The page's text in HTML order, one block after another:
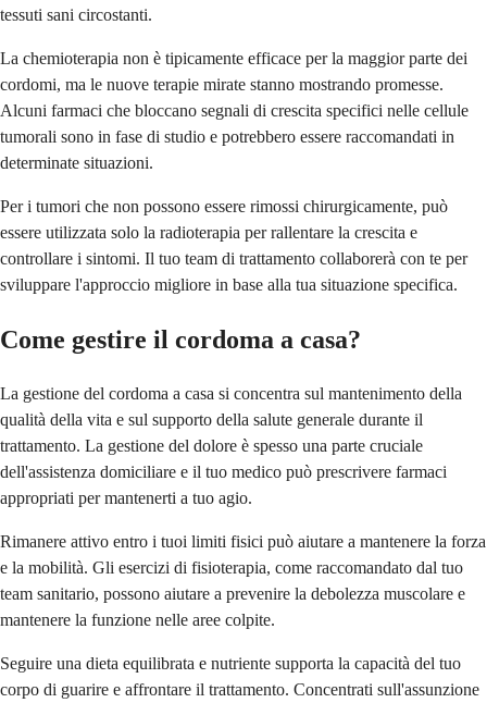
tessuti sani circostanti.
La chemioterapia non è tipicamente efficace per la maggior parte dei
cordomi, ma le nuove terapie mirate stanno mostrando promesse.
Alcuni farmaci che bloccano segnali di crescita specifici nelle cellule
tumorali sono in fase di studio e potrebbero essere raccomandati in
determinate situazioni.
Per i tumori che non possono essere rimossi chirurgicamente, può
essere utilizzata solo la radioterapia per rallentare la crescita e
controllare i sintomi. Il tuo team di trattamento collaborerà con te per
sviluppare l'approccio migliore in base alla tua situazione specifica.
Come gestire il cordoma a casa?
La gestione del cordoma a casa si concentra sul mantenimento della
qualità della vita e sul supporto della salute generale durante il
trattamento. La gestione del dolore è spesso una parte cruciale
dell'assistenza domiciliare e il tuo medico può prescrivere farmaci
appropriati per mantenerti a tuo agio.
Rimanere attivo entro i tuoi limiti fisici può aiutare a mantenere la forza
e la mobilità. Gli esercizi di fisioterapia, come raccomandato dal tuo
team sanitario, possono aiutare a prevenire la debolezza muscolare e
mantenere la funzione nelle aree colpite.
Seguire una dieta equilibrata e nutriente supporta la capacità del tuo
corpo di guarire e affrontare il trattamento. Concentrati sull'assunzione